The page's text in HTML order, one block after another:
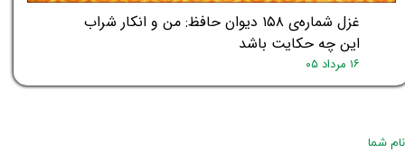
غزل شماره‌ی ۱۵۸ دیوان حافظ: من و انکار شراب
این چه حکایت باشد
۱۶ مرداد ۰۵
نام شما